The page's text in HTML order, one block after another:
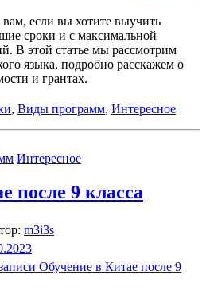
если вы хотите выучить
сроки и с максимальной
В этой статье мы рассмотрим
языка, подробно расскажем о
и грантах.
, Виды программ, Интересное
Интересное
после 9 класса
m3i3s
Обучение в Китае после 9